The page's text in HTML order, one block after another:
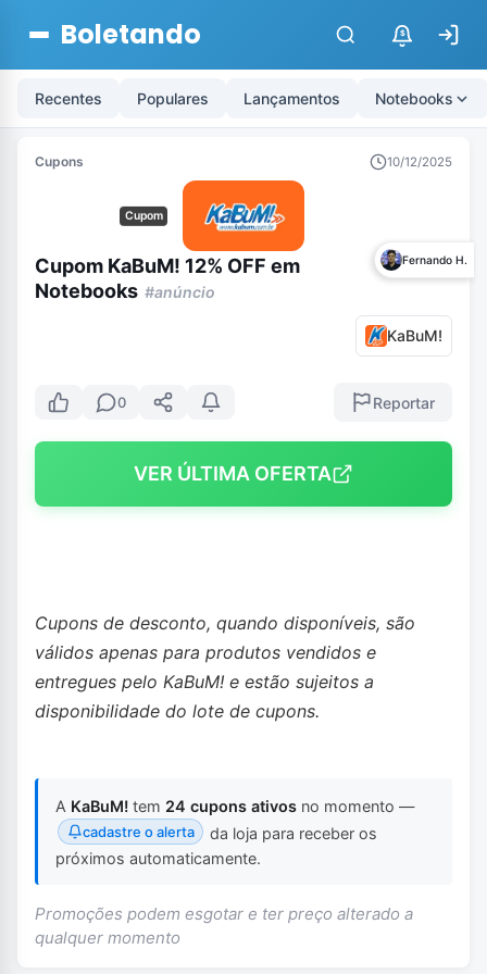
Boletando $
Recentes Populares Lançamentos Notebooks
Cupons 10/12/2025
Cupom
Fernando H.
Cupom KaBuM! 12% OFF em
Notebooks #anúncio
KaBuM!
0 Reportar
VER ÚLTIMA OFERTA
Cupons de desconto, quando disponíveis, são
válidos apenas para produtos vendidos e
entregues pelo KaBuM! e estão sujeitos a
disponibilidade do lote de cupons.
A KaBuM! tem 24 cupons ativos no momento —
cadastre o alerta
da loja para receber os
próximos automaticamente.
Promoções podem esgotar e ter preço alterado a
qualquer momento